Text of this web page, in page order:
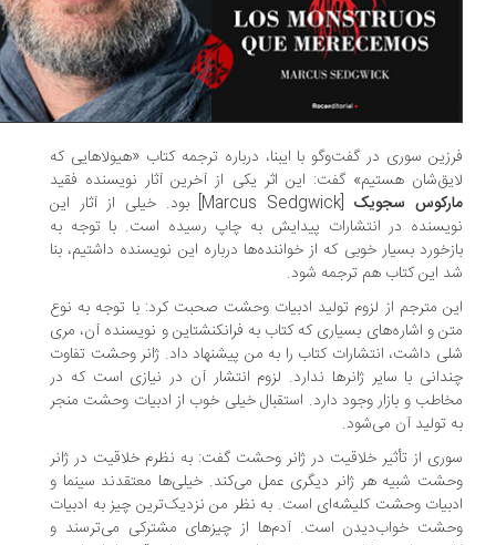
سوری در گفت‌وگو با ایبنا، درباره ترجمه کتاب «هیولاهایی که
هستیم» گفت: این اثر یکی از آخرین آثار نویسنده فقید
سجویک
[Marcus Sedgwick] بود. خیلی از آثار این
در انتشارات پیدایش به چاپ رسیده است. با توجه به
بسیار خوبی که از خواننده‌ها درباره این نویسنده داشتیم، بنا
این کتاب هم ترجمه شود.
مترجم از لزوم تولید ادبیات وحشت صحبت کرد: با توجه به نوع
و اشاره‌های بسیاری که کتاب به فرانکنشتاین و نویسنده‌ آن، مری
داشت، انتشارات کتاب را به من پیشنهاد داد. ژانر وحشت تفاوت
با سایر ژانرها ندارد. لزوم انتشار آن در نیازی است که در
و بازار وجود دارد. استقبال خیلی خوب از ادبیات وحشت منجر
تولید آن می‌شود.
از تأثیر خلاقیت در ژانر وحشت گفت:‌ به نظرم خلاقیت در ژانر
شبیه هر ژانر دیگری عمل می‌کند. خیلی‌ها معتقدند سینما و
وحشت کلیشه‌ای است. به نظر من نزدیک‌ترین چیز به ادبیات
خواب‌دیدن است. آدم‌ها از چیزهای مشترکی می‌ترسند و